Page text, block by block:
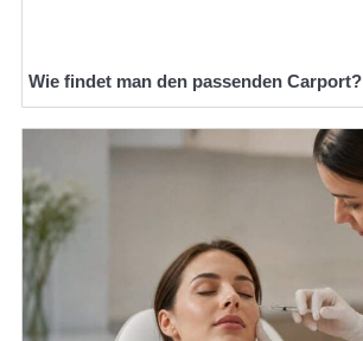
Wie findet man den passenden Carport?